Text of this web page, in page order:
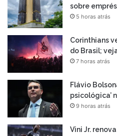
sobre
5 horas atrás
Corinthians
do Brasil;
7 horas atrás
Flávio
psicológica’
9 horas atrás
Vini Jr.